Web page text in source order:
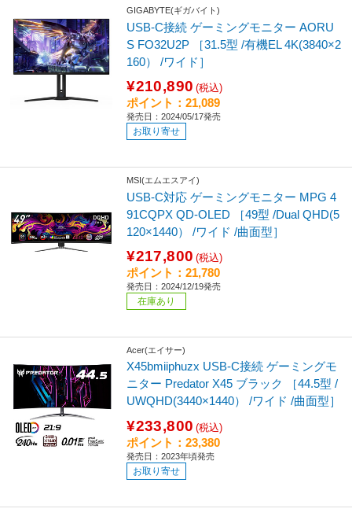
GIGABYTE(ギガバイト)
USB-C接続 ゲーミングモニター AORU
S FO32U2P ［31.5型 /有機EL 4K(3840×2
160） /ワイド］
¥210,890 (税込)
ポイント：21,089
発売日：2024/05/17発売
お取り寄せ
MSI(エムエスアイ)
USB-C対応 ゲーミングモニター MPG 4
91CQPX QD-OLED ［49型 /Dual QHD(5
120×1440） /ワイド /曲面型］
¥217,800 (税込)
ポイント：21,780
発売日：2024/12/19発売
在庫あり
Acer(エイサー)
X45bmiiphuzx USB-C接続 ゲーミングモ
ニター Predator X45 ブラック ［44.5型 /
UWQHD(3440×1440） /ワイド /曲面型］
¥233,800 (税込)
ポイント：23,380
発売日：2023年頃発売
お取り寄せ